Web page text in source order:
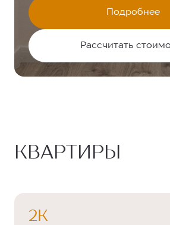
Подробнее
Рассчитать
КВАРТИРЫ
2К